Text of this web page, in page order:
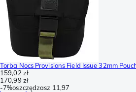
Torba Nocs Provisions Field Issue 32mm
159,02 zł
170,99 zł
-7%oszczędzasz 11,97